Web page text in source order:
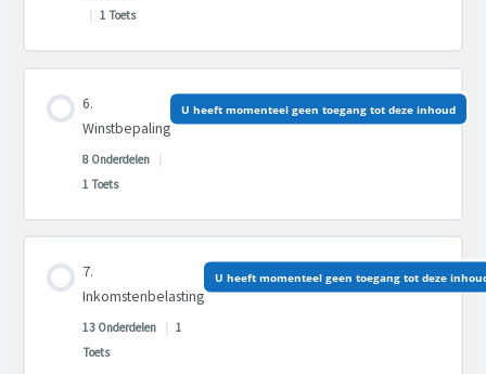
1 Toets
0% VOLTOOID 0/17 Stappen
Winstbepaling
8 Onderdelen
1 Toets
U heeft momenteel geen toegang tot deze inhoud
0% VOLTOOID
Inkomstenbelasting
13 Onderdelen
1
Toets
U heeft momenteel geen toegang tot deze